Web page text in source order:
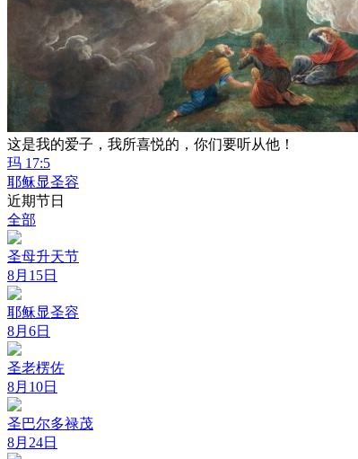
这是我的爱子，我所喜悦的，你们要听从他！
玛 17:5
耶稣显圣容
近期节日
全部
圣母升天节
8月15日
耶稣显圣容
8月6日
圣老楞佐
8月10日
圣巴尔多禄茂
8月24日